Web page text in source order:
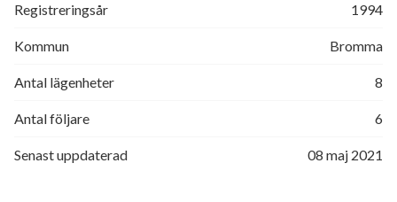
Registreringsår 1994
Kommun Bromma
Antal lägenheter 8
Antal följare 6
Senast uppdaterad 08 maj 2021